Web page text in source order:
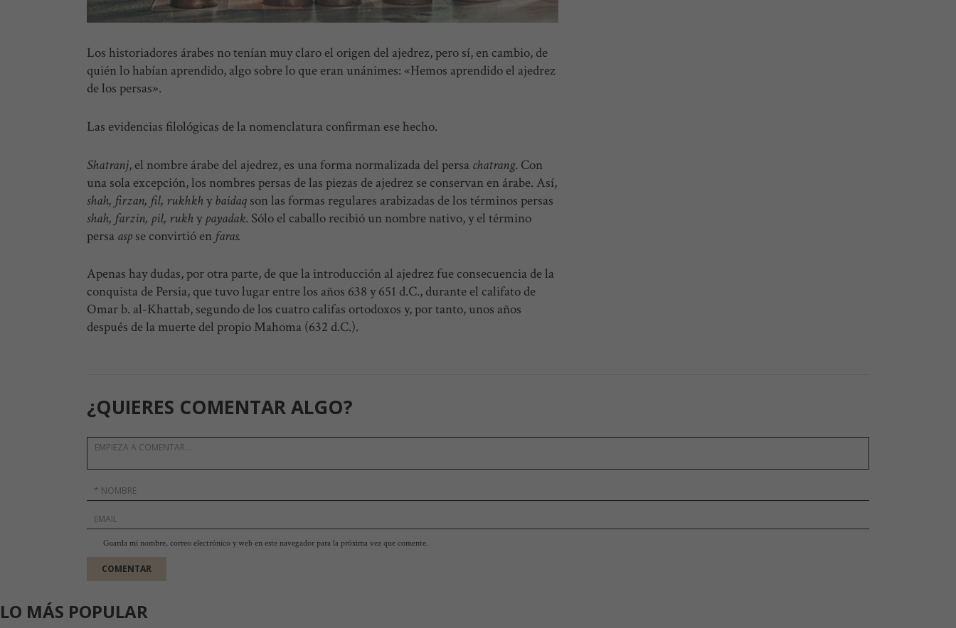
Los historiadores árabes no tenían muy claro el origen del ajedrez, pero sí, en cambio, de
quién lo habían aprendido, algo sobre lo que eran unánimes: «Hemos aprendido el ajedrez
de los persas».
Las evidencias filológicas de la nomenclatura confirman ese hecho.
Shatranj, el nombre árabe del ajedrez, es una forma normalizada del persa chatrang. Con
una sola excepción, los nombres persas de las piezas de ajedrez se conservan en árabe. Así,
shah, firzan, fil, rukhkhybaidaq son las formas regulares arabizadas de los términos persas
shah, farzin, pil, rukhypayadak. Sólo el caballo recibió un nombre nativo, y el término
persa asp se convirtió en faras.
Apenas hay dudas, por otra parte, de que la introducción al ajedrez fue consecuencia de la
conquista de Persia, que tuvo lugar entre los años 638 y 651 d.C., durante el califato de
Omar b. al-Khattab, segundo de los cuatro califas ortodoxos y, por tanto, unos años
después de la muerte del propio Mahoma (632 d.C.).
¿QUIERES COMENTAR ALGO?
Guarda mi nombre, correo electrónico y web en este navegador para la próxima vez que comente.
LO MÁS POPULAR